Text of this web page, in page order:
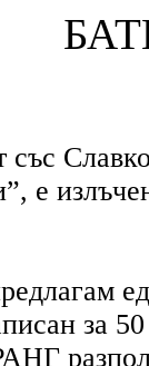
със
е
за